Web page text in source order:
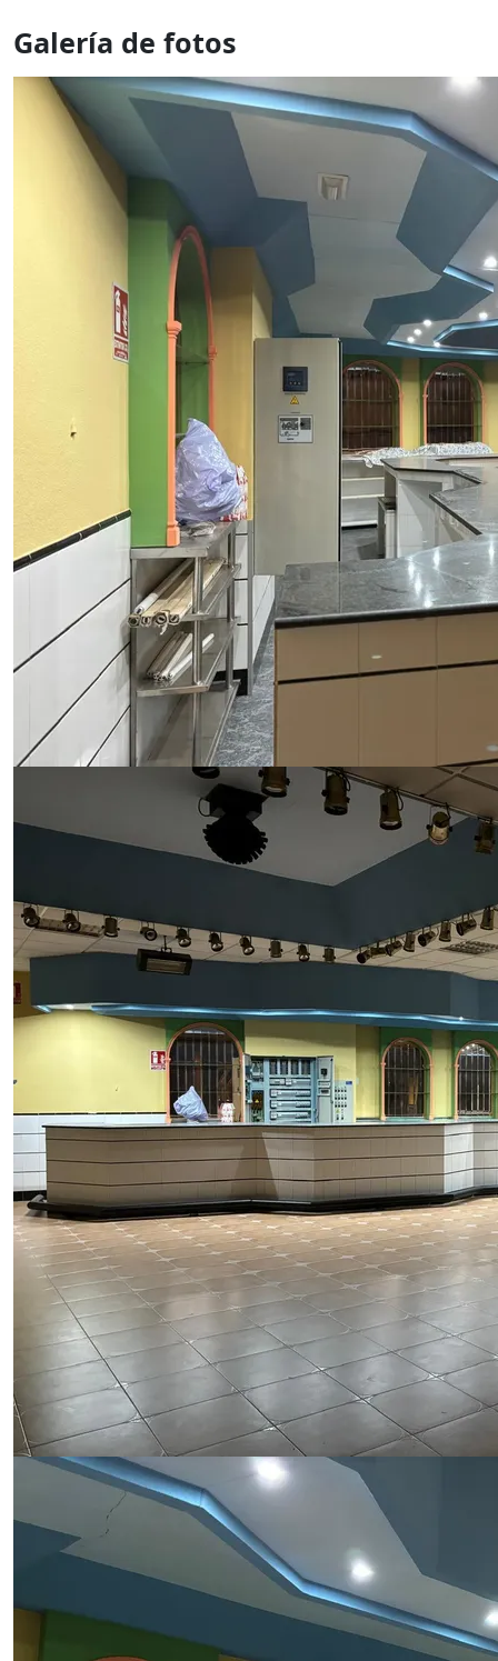
Galería de fotos